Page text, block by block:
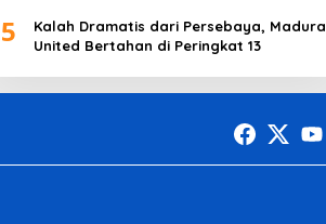
5
Kalah Dramatis dari Persebaya, Madura
United Bertahan di Peringkat 13